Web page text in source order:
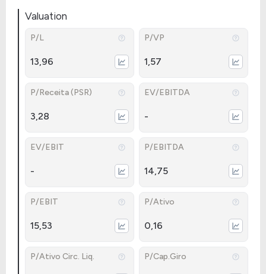
Valuation
P/L
13,96
P/VP
1,57
P/Receita (PSR)
3,28
EV/EBITDA
-
EV/EBIT
-
P/EBITDA
14,75
P/EBIT
15,53
P/Ativo
0,16
P/Ativo Circ. Liq. P/Cap.Giro